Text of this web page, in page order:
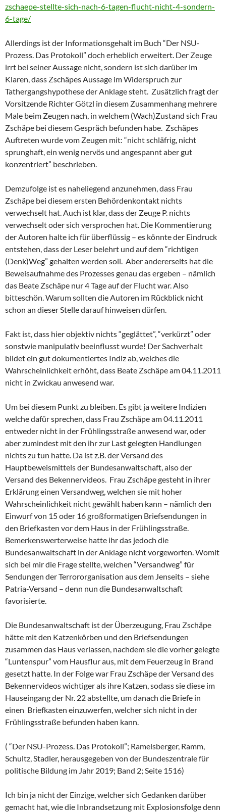
zschaepe-stellte-sich-nach-6-tagen-flucht-nicht-4-sondern-
6-tage/
Allerdings ist der Informationsgehalt im Buch “Der NSU-
Prozess. Das Protokoll” doch erheblich erweitert. Der Zeuge
irrt bei seiner Aussage nicht, sondern ist sich darüber im
Klaren, dass Zschäpes Aussage im Widerspruch zur
Tathergangshypothese der Anklage steht. Zusätzlich fragt der
Vorsitzende Richter Götzl in diesem Zusammenhang mehrere
Male beim Zeugen nach, in welchem (Wach)Zustand sich Frau
Zschäpe bei diesem Gespräch befunden habe. Zschäpes
Auftreten wurde vom Zeugen mit: “nicht schläfrig, nicht
sprunghaft, ein wenig nervös und angespannt aber gut
konzentriert” beschrieben.
Demzufolge ist es naheliegend anzunehmen, dass Frau
Zschäpe bei diesem ersten Behördenkontakt nichts
verwechselt hat. Auch ist klar, dass der Zeuge P. nichts
verwechselt oder sich versprochen hat. Die Kommentierung
der Autoren halte ich für überflüssig – es könnte der Eindruck
entstehen, dass der Leser belehrt und auf dem “richtigen
(Denk)Weg” gehalten werden soll. Aber andererseits hat die
Beweisaufnahme des Prozesses genau das ergeben – nämlich
das Beate Zschäpe nur 4 Tage auf der Flucht war. Also
bitteschön. Warum sollten die Autoren im Rückblick nicht
schon an dieser Stelle darauf hinweisen dürfen.
Fakt ist, dass hier objektiv nichts “geglättet”, “verkürzt” oder
sonstwie manipulativ beeinflusst wurde! Der Sachverhalt
bildet ein gut dokumentiertes Indiz ab, welches die
Wahrscheinlichkeit erhöht, dass Beate Zschäpe am 04.11.2011
nicht in Zwickau anwesend war.
Um bei diesem Punkt zu bleiben. Es gibt ja weitere Indizien
welche dafür sprechen, dass Frau Zschäpe am 04.11.2011
entweder nicht in der Frühlingsstraße anwesend war, oder
aber zumindest mit den ihr zur Last gelegten Handlungen
nichts zu tun hatte. Da ist z.B. der Versand des
Hauptbeweismittels der Bundesanwaltschaft, also der
Versand des Bekennervideos. Frau Zschäpe gesteht in ihrer
Erklärung einen Versandweg, welchen sie mit hoher
Wahrscheinlichkeit nicht gewählt haben kann – nämlich den
Einwurf von 15 oder 16 großformatigen Briefsendungen in
den Briefkasten vor dem Haus in der Frühlingsstraße.
Bemerkenswerterweise hatte ihr das jedoch die
Bundesanwaltschaft in der Anklage nicht vorgeworfen. Womit
sich bei mir die Frage stellte, welchen “Versandweg” für
Sendungen der Terrororganisation aus dem Jenseits – siehe
Patria-Versand – denn nun die Bundesanwaltschaft
favorisierte.
Die Bundesanwaltschaft ist der Überzeugung, Frau Zschäpe
hätte mit den Katzenkörben und den Briefsendungen
zusammen das Haus verlassen, nachdem sie die vorher gelegte
“Luntenspur” vom Hausflur aus, mit dem Feuerzeug in Brand
gesetzt hatte. In der Folge war Frau Zschäpe der Versand des
Bekennervideos wichtiger als ihre Katzen, sodass sie diese im
Hauseingang der Nr. 22 abstellte, um danach die Briefe in
einen Briefkasten einzuwerfen, welcher sich nicht in der
Frühlingsstraße befunden haben kann.
( “Der NSU-Prozess. Das Protokoll”; Ramelsberger, Ramm,
Schultz, Stadler, herausgegeben von der Bundeszentrale für
politische Bildung im Jahr 2019; Band 2; Seite 1516)
Ich bin ja nicht der Einzige, welcher sich Gedanken darüber
gemacht hat, wie die Inbrandsetzung mit Explosionsfolge denn